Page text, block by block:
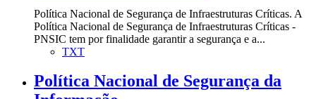
Política Nacional de Segurança de Infraestruturas Críticas. A
Política Nacional de Segurança de Infraestruturas Críticas -
PNSIC tem por finalidade garantir a segurança e a...
TXT
Política Nacional de Segurança da